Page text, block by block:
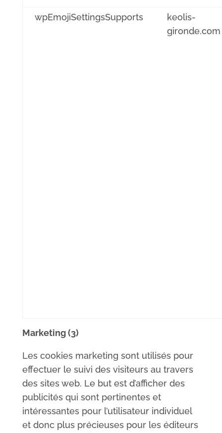
wpEmojiSettingsSupports
keolis-
gironde.com
Marketing (3)
Les cookies marketing sont utilisés pour
effectuer le suivi des visiteurs au travers
des sites web. Le but est d’afficher des
publicités qui sont pertinentes et
intéressantes pour l’utilisateur individuel
et donc plus précieuses pour les éditeurs